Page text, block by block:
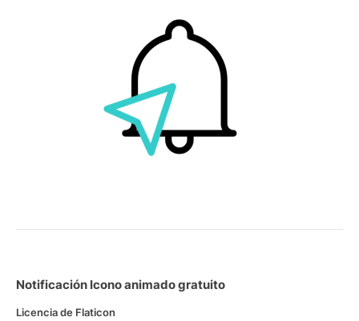
Notificación Icono animado gratuito
Licencia de Flaticon